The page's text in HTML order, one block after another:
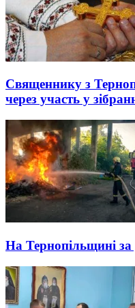
Священнику з
через участь у
На Тернопільщині